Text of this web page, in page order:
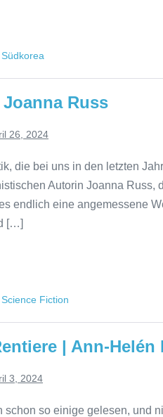
Südkorea
Russ
26, 2024
die bei uns in den letzten
Autorin Joanna Russ,
endlich eine angemessene
[…]
Science Fiction
| Ann-Helén
3, 2024
schon so einige gelesen, und